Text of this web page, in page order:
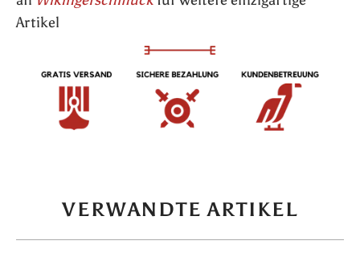
Artikel
VERWANDTE ARTIKEL